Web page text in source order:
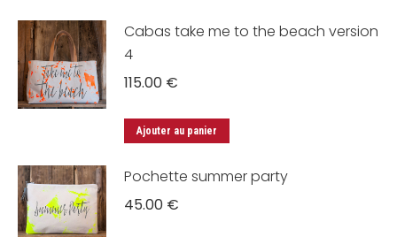
Cabas take me to the beach version
4
115.00 €
Ajouter au panier
Pochette summer party
45.00 €